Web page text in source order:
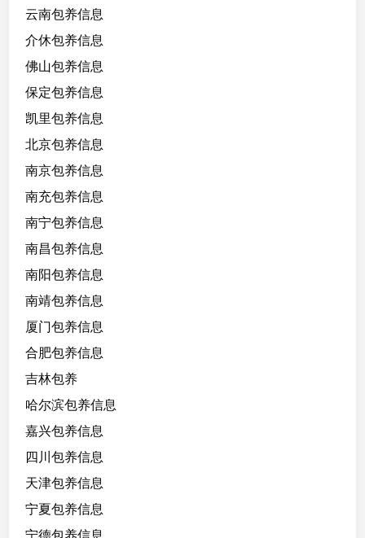
，
柔
，
热
，
爱
聊
云南包养信息
介休包养信息
佛山包养信息
保定包养信息
凯里包养信息
北京包养信息
南京包养信息
南充包养信息
南宁包养信息
南昌包养信息
南阳包养信息
南靖包养信息
厦门包养信息
合肥包养信息
吉林包养
哈尔滨包养信息
嘉兴包养信息
四川包养信息
天津包养信息
宁夏包养信息